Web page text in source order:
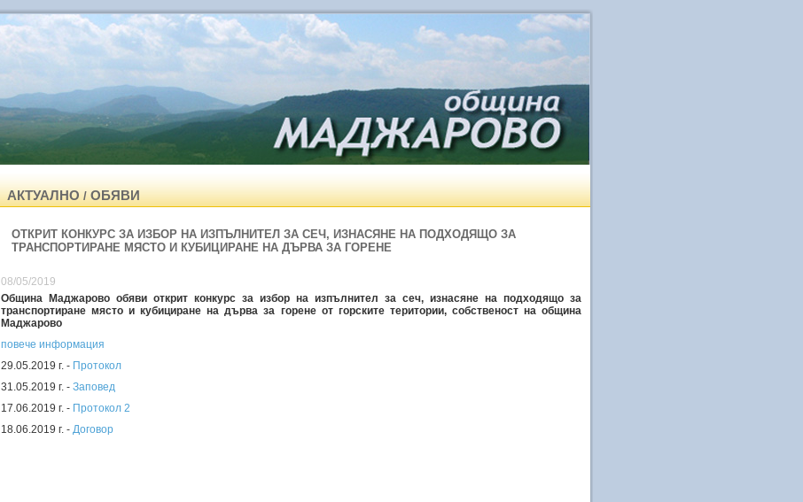
АКТУАЛНО/ОБЯВИ
ОТКРИТ КОНКУРС ЗА ИЗБОР НА ИЗПЪЛНИТЕЛ ЗА СЕЧ, ИЗНАСЯНЕ НА ПОДХОДЯЩО ЗА
ТРАНСПОРТИРАНЕ МЯСТО И КУБИЦИРАНЕ НА ДЪРВА ЗА ГОРЕНЕ
08/05/2019
Община Маджарово обяви открит конкурс за избор на изпълнител за сеч, изнасяне на подходящо за
транспортиране място и кубициране на дърва за горене от горските територии, собственост на община
Маджарово
повече информация
29.05.2019 г. - Протокол
31.05.2019 г. - Заповед
17.06.2019 г. - Протокол 2
18.06.2019 г. - Договор